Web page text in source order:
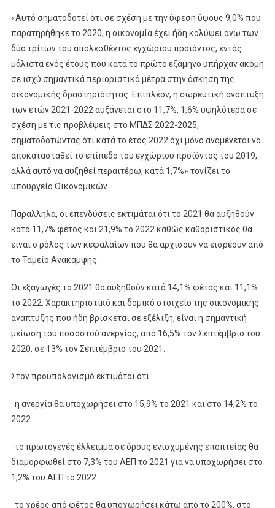
«Αυτό σηματοδοτεί ότι σε σχέση με την ύφεση ύψους 9,0% που
παρατηρήθηκε το 2020, η οικονομία έχει ήδη καλύψει άνω των
δύο τρίτων του απολεσθέντος εγχώριου προϊόντος, εντός
μάλιστα ενός έτους που κατά το πρώτο εξάμηνο υπήρχαν ακόμη
σε ισχύ σημαντικά περιοριστικά μέτρα στην άσκηση της
οικονομικής δραστηριότητας. Επιπλέον, η σωρευτική ανάπτυξη
των ετών 2021-2022 αυξάνεται στο 11,7%, 1,6% υψηλότερα σε
σχέση με τις προβλέψεις στο ΜΠΔΣ 2022-2025,
σηματοδοτώντας ότι κατά το έτος 2022 όχι μόνο αναμένεται να
αποκατασταθεί το επίπεδο του εγχώριου προϊόντος του 2019,
αλλά αυτό να αυξηθεί περαιτέρω, κατά 1,7%» τονίζει το
υπουργείο Οικονομικών.
Παράλληλα, οι επενδύσεις εκτιμάται ότι το 2021 θα αυξηθούν
κατά 11,7% φέτος και 21,9% το 2022 καθώς καθοριστικός θα
είναι ο ρόλος των κεφαλαίων που θα αρχίσουν να εισρέουν από
το Ταμείο Ανάκαμψης.
Οι εξαγωγές το 2021 θα αυξηθούν κατά 14,1% φέτος και 11,1%
το 2022. Χαρακτηριστικό και δομικό στοιχείο της οικονομικής
ανάπτυξης που ήδη βρίσκεται σε εξέλιξη, είναι η σημαντική
μείωση του ποσοστού ανεργίας, από 16,5% τον Σεπτέμβριο του
2020, σε 13% τον Σεπτέμβριο του 2021.
Στον προϋπολογισμό εκτιμάται ότι
· η ανεργία θα υποχωρήσει στο 15,9% το 2021 και στο 14,2% το
2022.
· το πρωτογενές έλλειμμα σε όρους ενισχυμένης εποπτείας θα
διαμορφωθεί στο 7,3% του ΑΕΠ το 2021 για να υποχωρήσει στο
1,2% του ΑΕΠ το 2022
· το χρέος από φέτος θα υποχωρήσει κάτω από το 200%, στο